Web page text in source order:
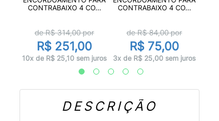
CONTRABAIXO 4 CO...
de R$314,00por
R$ 251,00
10x de R$ 25,10 sem juros
CONTRABAIXO 4 CO...
de R$84,00por
R$ 75,00
3x de R$ 25,00 sem juros
DESCRIÇÃO